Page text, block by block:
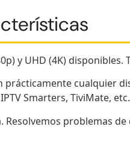
y UHD (4K)
prácticamente cualquier
Smarters, TiviMate, etc.
Resolvemos problemas